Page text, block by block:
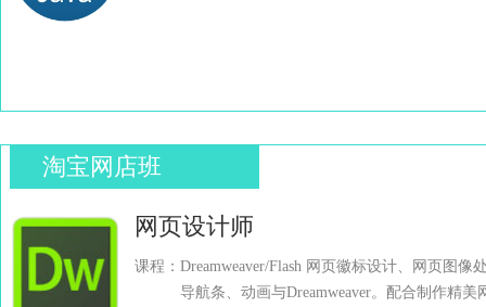
淘宝网店班
网页设计师
课程：Dreamweaver/Flash 网页徽标设计、网页图像
导航条、动画与Dreamweaver。配合制作精美